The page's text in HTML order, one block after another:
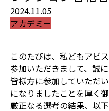
2024.11.05
アカデミー
このたびは、私どもアビ
参加いただきまして、誠
皆様方に参加していただ
になりましたことを厚く
厳正なる選考の結果、以